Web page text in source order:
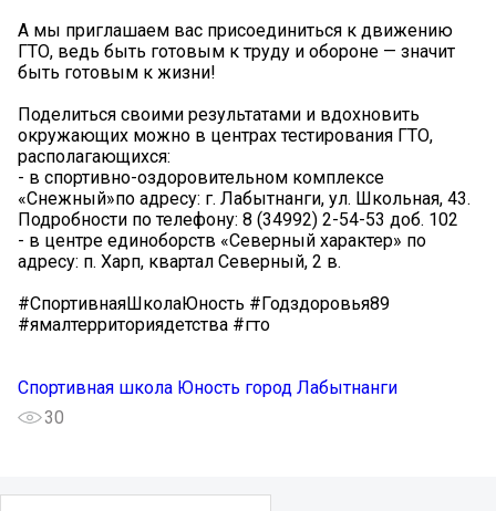
А мы приглашаем вас присоединиться к движению
ГТО, ведь быть готовым к труду и обороне — значит
быть готовым к жизни!
Поделиться своими результатами и вдохновить
окружающих можно в центрах тестирования ГТО,
располагающихся:
- в спортивно-оздоровительном комплексе
«Снежный»по адресу: г. Лабытнанги, ул. Школьная, 43.
Подробности по телефону: 8 (34992) 2-54-53 доб. 102
- в центре единоборств «Северный характер» по
адресу: п. Харп, квартал Северный, 2 в.
#СпортивнаяШколаЮность #Годздоровья89
#ямалтерриториядетства #гто
Спортивная школа Юность город Лабытнанги
30